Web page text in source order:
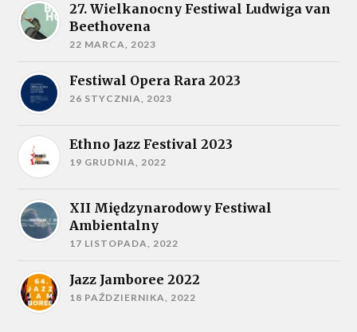
27. Wielkanocny Festiwal Ludwiga van
Beethovena
22 MARCA, 2023
Festiwal Opera Rara 2023
26 STYCZNIA, 2023
Ethno Jazz Festival 2023
19 GRUDNIA, 2022
XII Międzynarodowy Festiwal
Ambientalny
17 LISTOPADA, 2022
Jazz Jamboree 2022
18 PAŹDZIERNIKA, 2022